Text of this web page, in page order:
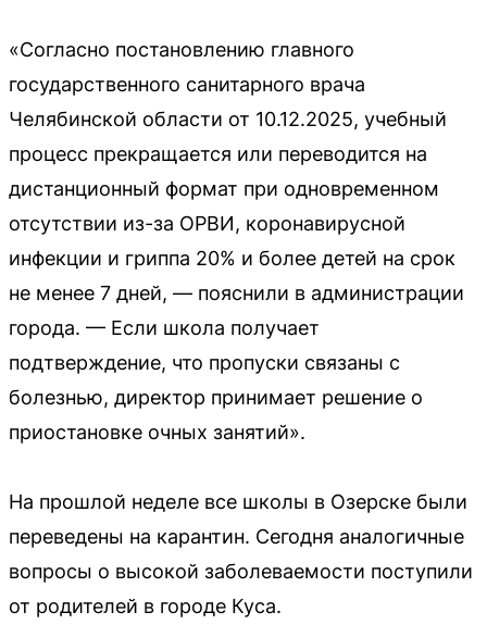
«Согласно постановлению главного
государственного санитарного врача
Челябинской области от 10.12.2025, учебный
процесс прекращается или переводится на
дистанционный формат при одновременном
отсутствии из-за ОРВИ, коронавирусной
инфекции и гриппа 20% и более детей на срок
не менее 7 дней, — пояснили в администрации
города. — Если школа получает
подтверждение, что пропуски связаны с
болезнью, директор принимает решение о
приостановке очных занятий».
На прошлой неделе все школы в Озерске были
переведены на карантин. Сегодня аналогичные
вопросы о высокой заболеваемости поступили
от родителей в городе Куса.